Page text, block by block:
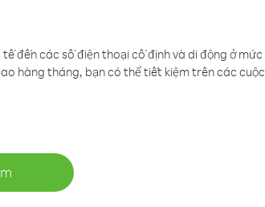
đến các số điện thoại cố định và di động ở mức
hàng tháng, bạn có thể tiết kiệm trên các cuộc